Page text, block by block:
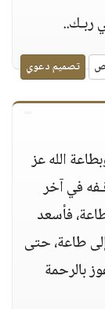
ربـك..
تصميم دعوي
الله عز
في آخر
فأسعد
طاعة، حتى
بالرحمة